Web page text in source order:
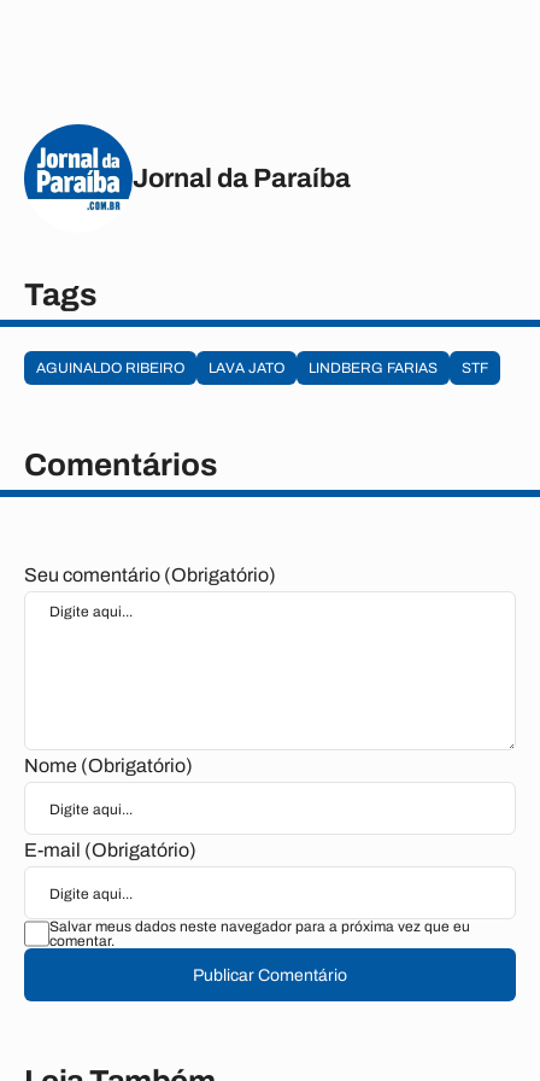
Jornal da Paraíba
Tags
AGUINALDO RIBEIRO LAVA JATO LINDBERG FARIAS STF
Comentários
Seu comentário (Obrigatório)
Nome (Obrigatório)
E-mail (Obrigatório)
Salvar meus dados neste navegador para a próxima vez que eu
comentar.
Publicar Comentário